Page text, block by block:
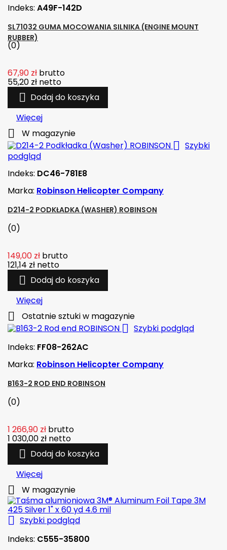
Indeks: A49F-142D
SL71032 GUMA MOCOWANIA SILNIKA (ENGINE MOUNT
RUBBER)
(0)
67,90 zł brutto
55,20 zł netto
 Dodaj do koszyka
Więcej
 W magazynie
 Szybki
podgląd
Indeks: DC46-781E8
Marka: Robinson Helicopter Company
D214-2 PODKŁADKA (WASHER) ROBINSON
(0)
149,00 zł brutto
121,14 zł netto
 Dodaj do koszyka
Więcej
 Ostatnie sztuki w magazynie
 Szybki podgląd
Indeks: FF08-262AC
Marka: Robinson Helicopter Company
B163-2 ROD END ROBINSON
(0)
1 266,90 zł brutto
1 030,00 zł netto
 Dodaj do koszyka
Więcej
 W magazynie
 Szybki podgląd
Indeks: C555-35800